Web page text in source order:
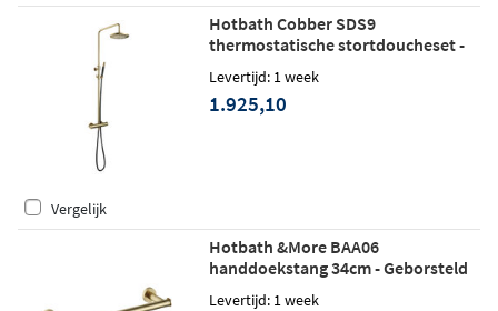
Hotbath Cobber SDS9
thermostatische stortdoucheset -
ronde handdouche - 30cm
hoofddouche - geborsteld messing
Levertijd: 1 week
1.925,10
Vergelijk
Hotbath &More BAA06
handdoekstang 34cm - Geborsteld
messing
Levertijd: 1 week